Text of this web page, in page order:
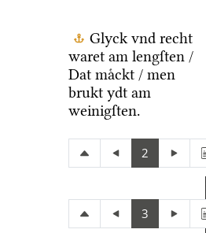
Glyck vnd recht
waret am lengſten /
Dat maͤckt / men
brukt ydt am
weinigſten.
2
3